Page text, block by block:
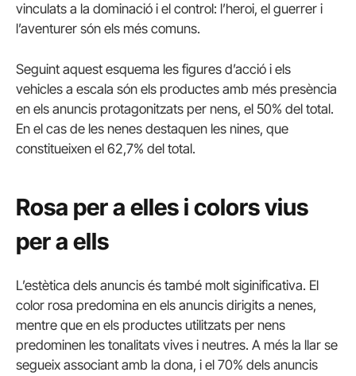
vinculats a la dominació i el control: l’heroi, el guerrer i
l’aventurer són els més comuns.
Seguint aquest esquema les figures d’acció i els
vehicles a escala són els productes amb més presència
en els anuncis protagonitzats per nens, el 50% del total.
En el cas de les nenes destaquen les nines, que
constitueixen el 62,7% del total.
Rosa per a elles i colors vius
per a ells
L’estètica dels anuncis és també molt siginificativa. El
color rosa predomina en els anuncis dirigits a nenes,
mentre que en els productes utilitzats per nens
predominen les tonalitats vives i neutres. A més la llar se
segueix associant amb la dona, i el 70% dels anuncis